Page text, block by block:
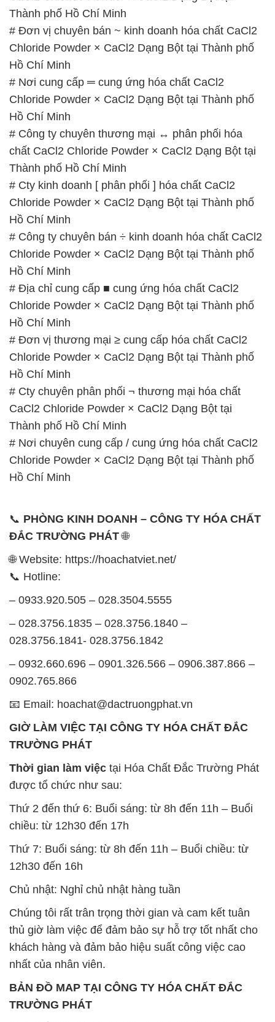
Thành phố Hồ Chí Minh
# Đơn vị chuyên bán ~ kinh doanh hóa chất CaCl2
Chloride Powder × CaCl2 Dạng Bột tại Thành phố
Hồ Chí Minh
# Nơi cung cấp ═ cung ứng hóa chất CaCl2
Chloride Powder × CaCl2 Dạng Bột tại Thành phố
Hồ Chí Minh
# Công ty chuyên thương mại ↔ phân phối hóa
chất CaCl2 Chloride Powder × CaCl2 Dạng Bột tại
Thành phố Hồ Chí Minh
# Cty kinh doanh [ phân phối ] hóa chất CaCl2
Chloride Powder × CaCl2 Dạng Bột tại Thành phố
Hồ Chí Minh
# Công ty chuyên bán ÷ kinh doanh hóa chất CaCl2
Chloride Powder × CaCl2 Dạng Bột tại Thành phố
Hồ Chí Minh
# Địa chỉ cung cấp ■ cung ứng hóa chất CaCl2
Chloride Powder × CaCl2 Dạng Bột tại Thành phố
Hồ Chí Minh
# Đơn vị thương mại ≥ cung cấp hóa chất CaCl2
Chloride Powder × CaCl2 Dạng Bột tại Thành phố
Hồ Chí Minh
# Cty chuyên phân phối ¬ thương mại hóa chất
CaCl2 Chloride Powder × CaCl2 Dạng Bột tại
Thành phố Hồ Chí Minh
# Nơi chuyên cung cấp / cung ứng hóa chất CaCl2
Chloride Powder × CaCl2 Dạng Bột tại Thành phố
Hồ Chí Minh
📞 PHÒNG KINH DOANH – CÔNG TY HÓA CHẤT
ĐẮC TRƯỜNG PHÁT🌐
🌐 Website: https://hoachatviet.net/
📞 Hotline:
– 0933.920.505 – 028.3504.5555
– 028.3756.1835 – 028.3756.1840 –
028.3756.1841- 028.3756.1842
– 0932.660.696 – 0901.326.566 – 0906.387.866 –
0902.765.866
📧 Email: hoachat@dactruongphat.vn
GIỜ LÀM VIỆC TẠI CÔNG TY HÓA CHẤT ĐẮC
TRƯỜNG PHÁT
Thời gian làm việc tại Hóa Chất Đắc Trường Phát
được tổ chức như sau:
Thứ 2 đến thứ 6: Buổi sáng: từ 8h đến 11h – Buổi
chiều: từ 12h30 đến 17h
Thứ 7: Buổi sáng: từ 8h đến 11h – Buổi chiều: từ
12h30 đến 16h
Chủ nhật: Nghỉ chủ nhật hàng tuần
Chúng tôi rất trân trọng thời gian và cam kết tuân
thủ giờ làm việc để đảm bảo sự hỗ trợ tốt nhất cho
khách hàng và đảm bảo hiệu suất công việc cao
nhất của nhân viên.
BẢN ĐỒ MAP TẠI CÔNG TY HÓA CHẤT ĐẮC
TRƯỜNG PHÁT